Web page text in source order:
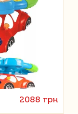
2088 грн